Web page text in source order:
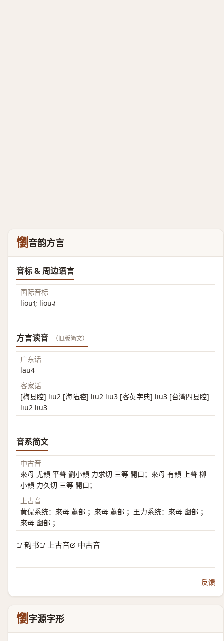
懰音韵方言
音标 & 周边语言
国际音标
liou˧˥; liou˨˩˦
方言读音 （旧版简文）
广东话
lau4
客家话
[梅县腔] liu2 [海陆腔] liu2 liu3 [客英字典] liu3 [台湾四县腔]
liu2 liu3
音系简文
中古音
來母 尤韻 平聲 劉小韻 力求切 三等 開口；來母 有韻 上聲 柳
小韻 力久切 三等 開口；
上古音
黄侃系统：來母 蕭部 ；來母 蕭部 ；王力系统：來母 幽部 ；
來母 幽部 ；
韵书 上古音 中古音
反馈
懰字源字形